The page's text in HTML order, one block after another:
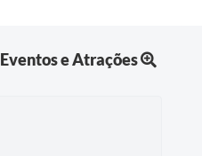
Eventos e Atrações